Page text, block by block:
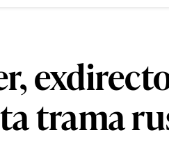
trama